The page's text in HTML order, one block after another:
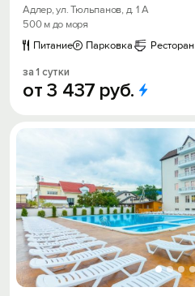
Адлер, ул. Тюльпанов, д. 1 А
500 м до моря
Питание
Парковка Ресторан
за 1 сутки
от3 437 руб.